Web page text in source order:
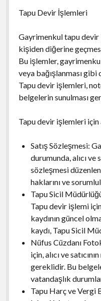
Tapu Devir İşlemleri
Gayrimenkul tapu
kişiden diğerine
Bu işlemler,
veya bağışlanması
Tapu devir işlemleri,
belgelerin sunulması
Tapu devir işlemleri
Satış Sözleşmesi:
durumunda, alıcı ve
sözleşmesi
haklarını ve
Tapu Sicil
Tapu devir işlemi
kaydının güncel
kaydı, Tapu Sicil
Nüfus Cüzdanı
için, alıcı ve
gereklidir. Bu
vatandaşlık
Tapu Harç ve Vergi